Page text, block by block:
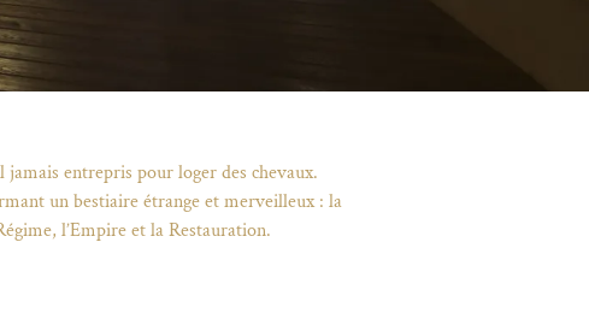
entrepris pour loger des chevaux.
un bestiaire étrange et merveilleux : la
l’Empire et la Restauration.